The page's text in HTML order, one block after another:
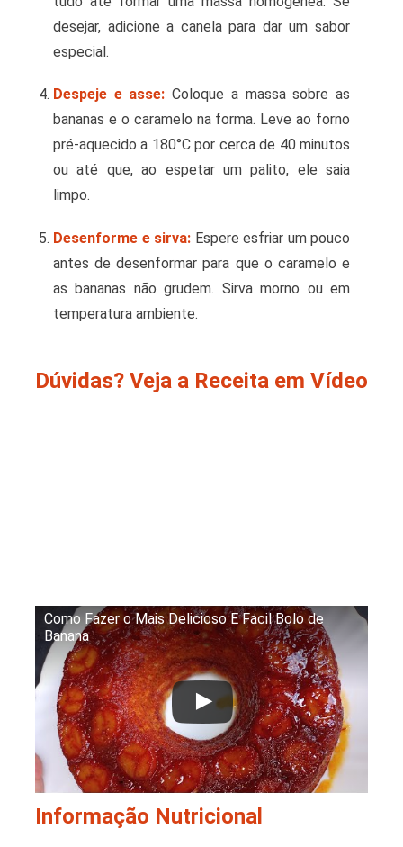
desejar, adicione a canela para dar um sabor
especial.
Despeje e asse: Coloque a massa sobre as
bananas e o caramelo na forma. Leve ao forno
pré-aquecido a 180°C por cerca de 40 minutos
ou até que, ao espetar um palito, ele saia
limpo.
Desenforme e sirva: Espere esfriar um pouco
antes de desenformar para que o caramelo e
as bananas não grudem. Sirva morno ou em
temperatura ambiente.
Dúvidas? Veja a Receita em Vídeo
Como Fazer o Mais Delicioso E Facil Bolo de
Banana
Informação Nutricional